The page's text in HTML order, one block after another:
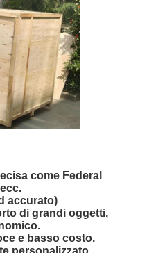
come Federal
accurato)
di grandi oggetti,
e basso costo.